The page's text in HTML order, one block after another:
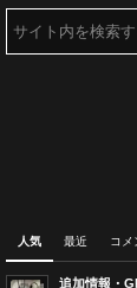
人気 最近 コメ
追加情報・